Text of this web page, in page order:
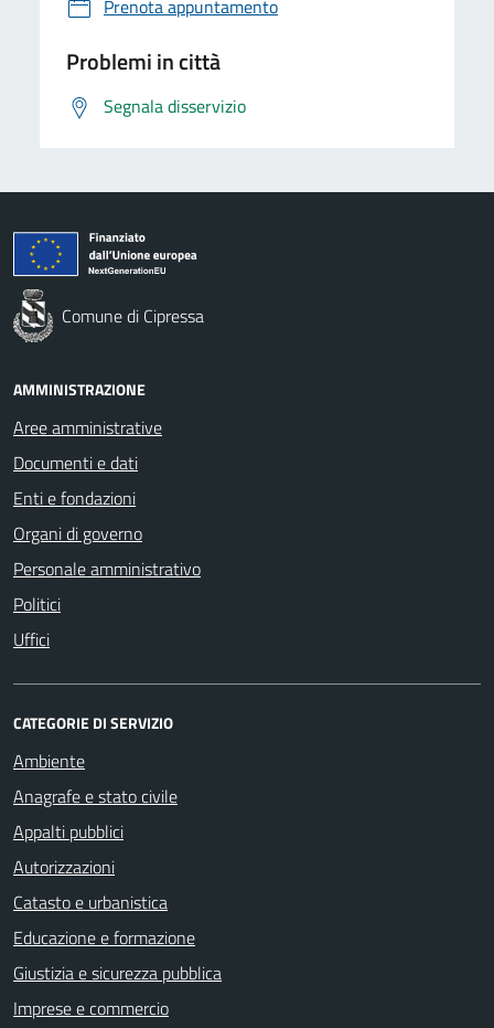
Prenota appuntamento
Problemi in città
Segnala disservizio
Comune di Cipressa
AMMINISTRAZIONE
Aree amministrative
Documenti e dati
Enti e fondazioni
Organi di governo
Personale amministrativo
Politici
Uffici
CATEGORIE DI SERVIZIO
Ambiente
Anagrafe e stato civile
Appalti pubblici
Autorizzazioni
Catasto e urbanistica
Educazione e formazione
Giustizia e sicurezza pubblica
Imprese e commercio